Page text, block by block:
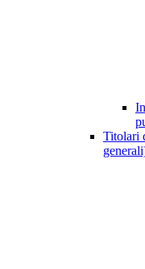
Titolari